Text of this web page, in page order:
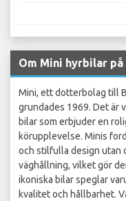
Om Mini hyrbilar
Mini, ett dotterbolag till
grundades 1969. Det är
bilar som erbjuder en
körupplevelse. Minis
och stilfulla design utan
väghållning, vilket gör
ikoniska bilar speglar
kvalitet och hållbarhet.